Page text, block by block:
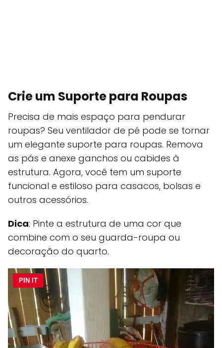
Crie um Suporte para Roupas
Precisa de mais espaço para pendurar
roupas? Seu ventilador de pé pode se tornar
um elegante suporte para roupas. Remova
as pás e anexe ganchos ou cabides à
estrutura. Agora, você tem um suporte
funcional e estiloso para casacos, bolsas e
outros acessórios.
Dica: Pinte a estrutura de uma cor que
combine com o seu guarda-roupa ou
decoração do quarto.
PIN IT